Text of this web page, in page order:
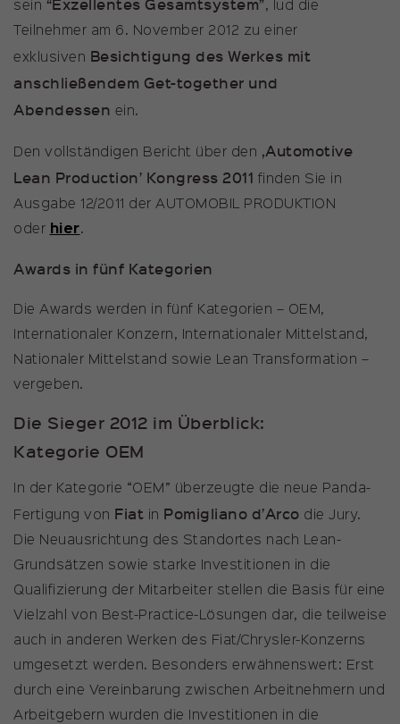
sein
, lud die
Teilnehmer am 6. November 2012 zu einer
exklusiven Besichtigung des Werkes mit
anschließendem Get-together und
Abendessen ein.
Den vollständigen Bericht über den ,Automotive
Lean Production’ Kongress 2011 finden Sie in
Ausgabe 12/2011 der AUTOMOBIL PRODUKTION
oder hier.
Awards in fünf Kategorien
Die Awards werden in fünf Kategorien – OEM‚
Internationaler Konzern, Internationaler Mittelstand,
Nationaler Mittelstand sowie Lean Transformation –
vergeben.
Die Sieger 2012 im Überblick:
Kategorie OEM
In der Kategorie “OEM” überzeugte die neue Panda-
Fertigung von Fiat in Pomigliano d’Arco die Jury.
Die Neuausrichtung des Standortes nach Lean-
Grundsätzen sowie starke Investitionen in die
Qualifizierung der Mitarbeiter stellen die Basis für eine
Vielzahl von Best-Practice-Lösungen dar, die teilweise
auch in anderen Werken des Fiat/Chrysler-Konzerns
umgesetzt werden. Besonders erwähnenswert: Erst
durch eine Vereinbarung zwischen Arbeitnehmern und
Arbeitgebern wurden die Investitionen in die